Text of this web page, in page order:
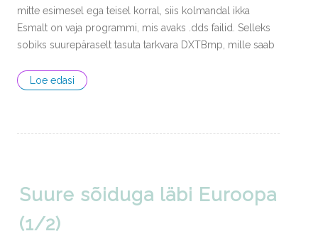
mitte esimesel ega teisel korral, siis kolmandal ikka
Esmalt on vaja programmi, mis avaks .dds failid. Selleks
sobiks suurepäraselt tasuta tarkvara DXTBmp, mille saab
Loe edasi
Suure sõiduga läbi Euroopa
(1/2)